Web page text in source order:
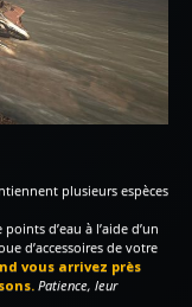
plusieurs espèces
d’eau à l’aide d’un
d’accessoires de votre
vous arrivez près
Patience, leur